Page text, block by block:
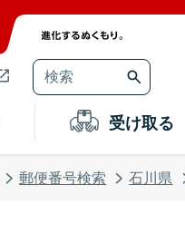
受け取る
郵便番号検索 石川県